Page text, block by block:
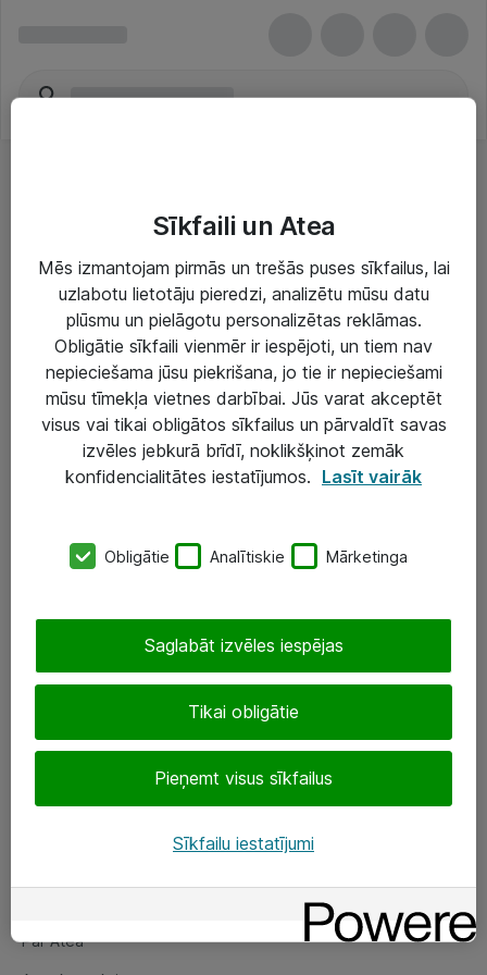
Risinājumi & Pakalpojumi
IT serviss un atbalsts
IT infrastruktūra
Darba vietu IT risinājumi
Serveri un datu centri
SIA „ATEA”
eShop@atea.lv
Sekojiet mums
Par Atea
Par Atea
Sīkfaili un Atea
Mēs izmantojam pirmās un trešās puses sīkfailus, lai
uzlabotu lietotāju pieredzi, analizētu mūsu datu
plūsmu un pielāgotu personalizētas reklāmas.
Obligātie sīkfaili vienmēr ir iespējoti, un tiem nav
nepieciešama jūsu piekrišana, jo tie ir nepieciešami
mūsu tīmekļa vietnes darbībai. Jūs varat akceptēt
visus vai tikai obligātos sīkfailus un pārvaldīt savas
izvēles jebkurā brīdī, noklikšķinot zemāk
konfidencialitātes iestatījumos. Lasīt vairāk
Obligātie Analītiskie Mārketinga
Tikai obligātie
Pieņemt visus sīkfailus
Saglabāt izvēles iespējas
Sīkfailu iestatījumi